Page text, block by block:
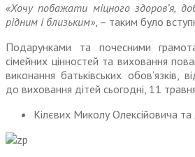
«Хочу побажати міцного здоров’я,
рідним і близьким», – таким було
Подарунками та почесними
сімейних цінностей та виховання
виконання батьківських обов’язків,
до виховання дітей сьогодні, 11
Кілєвих Миколу Олексійовича та